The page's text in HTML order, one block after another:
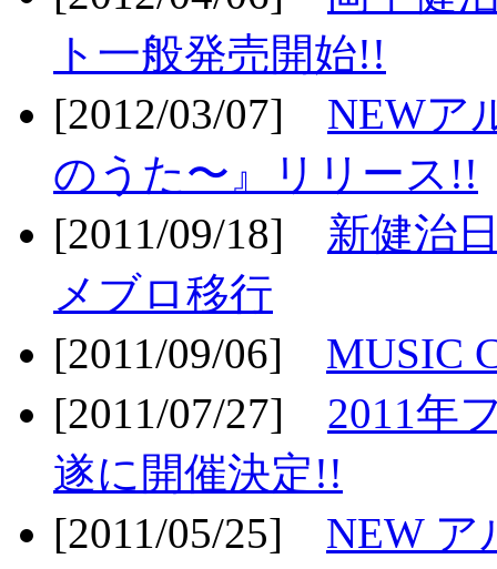
ト一般発売開始!!
[2012/03/07] NEWア
のうた〜』リリース!!
[2011/09/18] 新健治
メブロ移行
[2011/09/06] MUSIC
[2011/07/27] 2011年
遂に開催決定!!
[2011/05/25] NEW